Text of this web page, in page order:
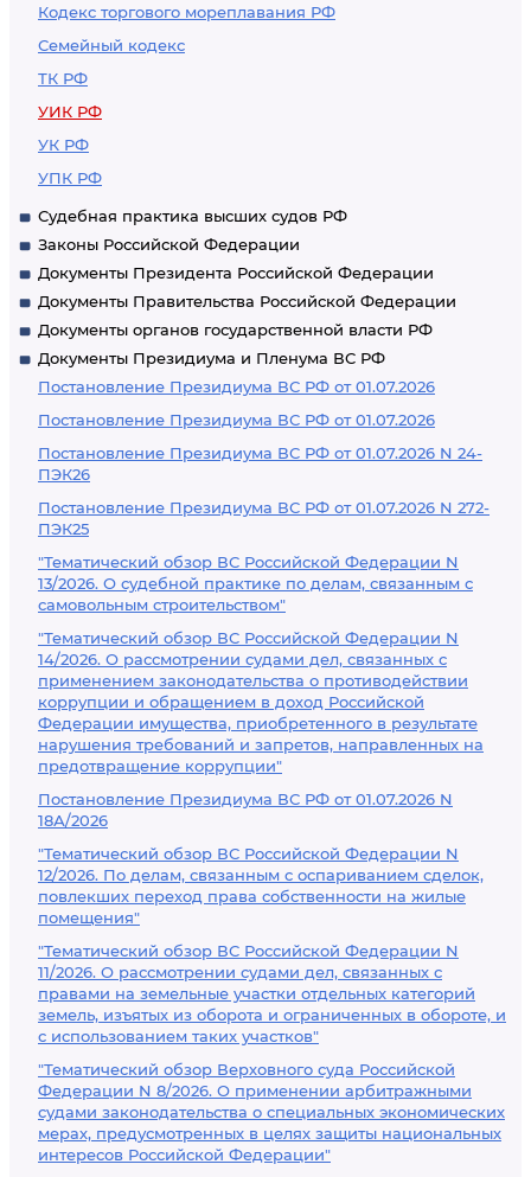
Кодекс торгового мореплавания РФ
Семейный кодекс
ТК РФ
УИК РФ
УК РФ
УПК РФ
Судебная практика высших судов РФ
Законы Российской Федерации
Документы Президента Российской Федерации
Документы Правительства Российской Федерации
Документы органов государственной власти РФ
Документы Президиума и Пленума ВС РФ
Постановление Президиума ВС РФ от 01.07.2026
Постановление Президиума ВС РФ от 01.07.2026
Постановление Президиума ВС РФ от 01.07.2026 N 24-
ПЭК26
Постановление Президиума ВС РФ от 01.07.2026 N 272-
ПЭК25
"Тематический обзор ВС Российской Федерации N
13/2026. О судебной практике по делам, связанным с
самовольным строительством"
"Тематический обзор ВС Российской Федерации N
14/2026. О рассмотрении судами дел, связанных с
применением законодательства о противодействии
коррупции и обращением в доход Российской
Федерации имущества, приобретенного в результате
нарушения требований и запретов, направленных на
предотвращение коррупции"
Постановление Президиума ВС РФ от 01.07.2026 N
18А/2026
"Тематический обзор ВС Российской Федерации N
12/2026. По делам, связанным с оспариванием сделок,
повлекших переход права собственности на жилые
помещения"
"Тематический обзор ВС Российской Федерации N
11/2026. О рассмотрении судами дел, связанных с
правами на земельные участки отдельных категорий
земель, изъятых из оборота и ограниченных в обороте, и
с использованием таких участков"
"Тематический обзор Верховного суда Российской
Федерации N 8/2026. О применении арбитражными
судами законодательства о специальных экономических
мерах, предусмотренных в целях защиты национальных
интересов Российской Федерации"